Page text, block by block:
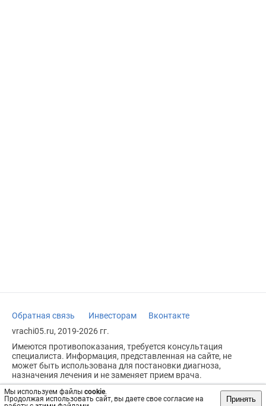
Мы используем файлы cookie.
Продолжая использовать сайт, вы даете свое согласие на
Принять
Обратная связь Инвесторам
Вконтакте
vrachi05.ru, 2019-2026 гг.
Имеются противопоказания, требуется консультация
специалиста. Информация, представленная на сайте, не
может быть использована для постановки диагноза,
назначения лечения и не заменяет прием врача.
Возрастное ограничение: 18+